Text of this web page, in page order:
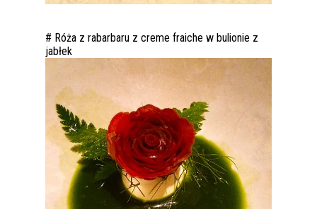
# Róża z rabarbaru z creme fraiche w bulionie z
jabłek